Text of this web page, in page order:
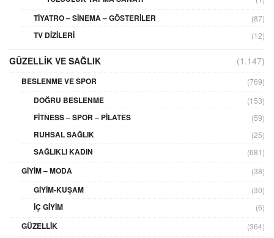
TIYATRO – SINEMA – GÖSTERILER (87)
TV DIZILERI (12)
GÜZELLIK VE SAĞLIK (1.147)
BESLENME VE SPOR (769)
DOĞRU BESLENME (153)
FITNESS – SPOR – PILATES (59)
RUHSAL SAĞLIK (25)
SAĞLIKLI KADIN (681)
GIYIM – MODA (38)
GIYIM-KUŞAM (30)
İÇ GIYIM (6)
GÜZELLIK (364)